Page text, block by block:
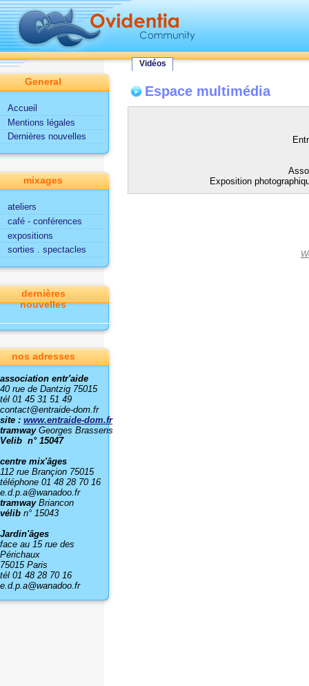
Vidéos
Espace multimédia
Exposition
General
Accueil
Mentions légales
Dernières nouvelles
mixages
ateliers
café - conférences
expositions
sorties . spectacles
dernières
nouvelles
nos adresses
association entr'aide
40 rue de Dantzig 75015
tél 01 45 31 51 49
contact@entraide-dom.fr
site : www.entraide-dom.fr
tramway Georges Brassens
Velib n° 15047
centre mix'âges
112 rue Brançion 75015
téléphone 01 48 28 70 16
e.d.p.a@wanadoo.fr
tramwayBriancon
vélib n° 15043
Jardin'âges
face au 15 rue des
Périchaux
75015 Paris
tél 01 48 28 70 16
e.d.p.a@wanadoo.fr